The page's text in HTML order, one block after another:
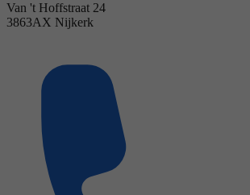
Van 't Hoffstraat 24
3863AX Nijkerk